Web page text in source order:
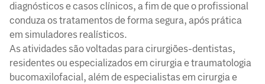
diagnósticos e casos clínicos, a fim de que o profissional
conduza os tratamentos de forma segura, após prática
em simuladores realísticos.
As atividades são voltadas para cirurgiões-dentistas,
residentes ou especializados em cirurgia e traumatologia
bucomaxilofacial, além de especialistas em cirurgia e